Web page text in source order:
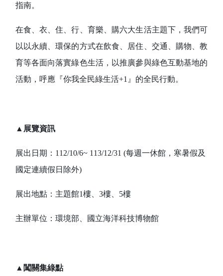
指南。
在食、衣、住、行、育樂、購六大生活主題下，我們可
以以永續、環保的方式在飲食、居住、交通、購物、教
育等各面向落實綠色生活，以推廣參與綠色互動基地的
活動，呼應『你我全民綠生活+1 』的全民行動。
▲ 展覽資訊
展出日期： 112/10/6~ 113/12/31 (每週一休館，寒暑假及
國定連續假日除外)
展出地點：主題館1樓、 3樓、 5樓
主辦單位：環境部、國立海洋科技博物館
▲ 闖關集綠點